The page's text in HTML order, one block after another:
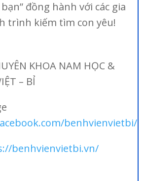
đồng hành với các gia
trình kiếm tìm con yêu!
KHOA NAM HỌC &
– BỈ
benhvienvietbi/
benhvienvietbi.vn/